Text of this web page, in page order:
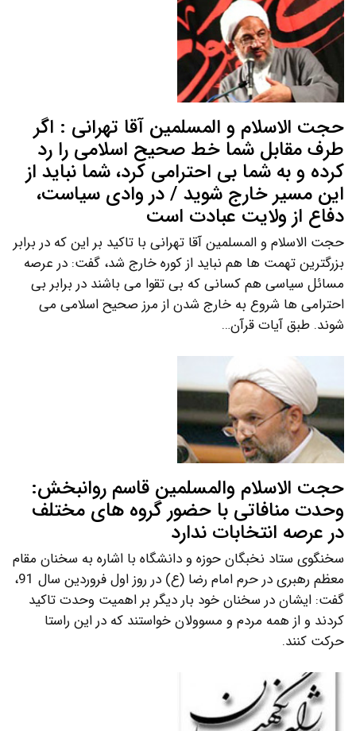
حجت الاسلام و المسلمین آقا تهرانی : اگر
طرف مقابل شما خط صحیح اسلامی را رد
کرده و به شما بی احترامی کرد، شما نباید از
این مسیر خارج شوید / در وادی سیاست،
دفاع از ولایت عبادت است
حجت الاسلام و المسلمین آقا تهرانی با تاکید بر این که در برابر
بزرگترین تهمت ها هم نباید از کوره خارج شد، گفت: در عرصه
مسائل سیاسی هم کسانی که بی تقوا می باشند در برابر بی
احترامی ها شروع به خارج شدن از مرز صحیح اسلامی می
شوند. طبق آیات قرآن…
حجت الاسلام والمسلمین قاسم روانبخش:
وحدت منافاتی با حضور گروه های مختلف
در عرصه انتخابات ندارد
سخنگوی ستاد نخبگان حوزه و دانشگاه با اشاره به سخنان مقام
معظم رهبری در حرم امام رضا (ع) در روز اول فروردین سال 91،
گفت: ایشان در سخنان خود بار دیگر بر اهمیت وحدت تاکید
کردند و از همه مردم و مسوولان خواستند که در این راستا
حرکت کنند.